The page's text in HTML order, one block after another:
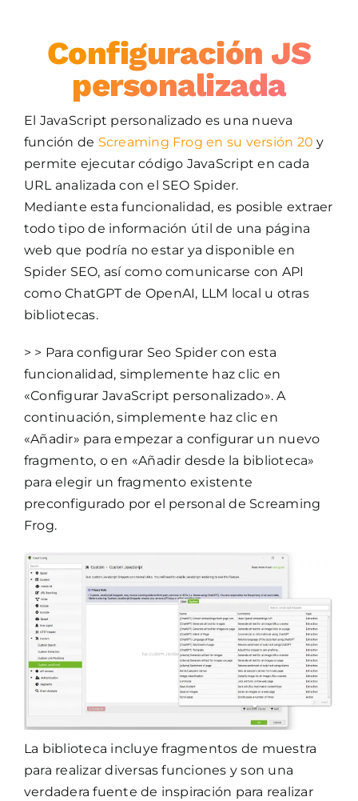
Configuración JS
personalizada
El JavaScript personalizado es una nueva
función de Screaming Frog en su versión 20 y
permite ejecutar código JavaScript en cada
URL analizada con el SEO Spider.
Mediante esta funcionalidad, es posible extraer
todo tipo de información útil de una página
web que podría no estar ya disponible en
Spider SEO, así como comunicarse con API
como ChatGPT de OpenAI, LLM local u otras
bibliotecas.
> > Para configurar Seo Spider con esta
funcionalidad, simplemente haz clic en
«Configurar JavaScript personalizado». A
continuación, simplemente haz clic en
«Añadir» para empezar a configurar un nuevo
fragmento, o en «Añadir desde la biblioteca»
para elegir un fragmento existente
preconfigurado por el personal de Screaming
Frog.
La biblioteca incluye fragmentos de muestra
para realizar diversas funciones y son una
verdadera fuente de inspiración para realizar